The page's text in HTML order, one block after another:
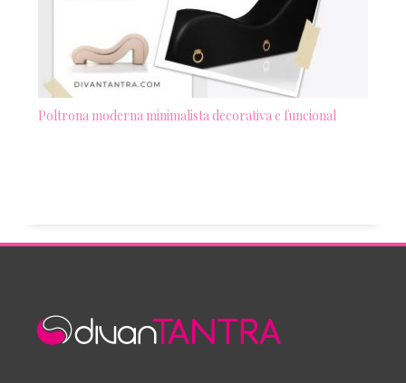
Poltrona moderna minimalista decorativa e funcional